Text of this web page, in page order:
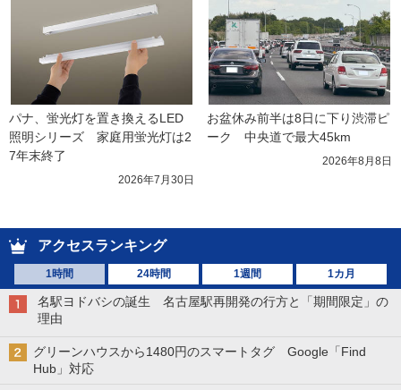
パナ、蛍光灯を置き換えるLED
照明シリーズ　家庭用蛍光灯は2
7年末終了
2026年7月30日
お盆休み前半は8日に下り渋滞ピ
ーク　中央道で最大45km
2026年8月8日
アクセスランキング
1時間 24時間 1週間 1カ月
名駅ヨドバシの誕生 名古屋駅再開発の行方と「期間限定」の
理由
グリーンハウスから1480円のスマートタグ Google「Find
Hub」対応